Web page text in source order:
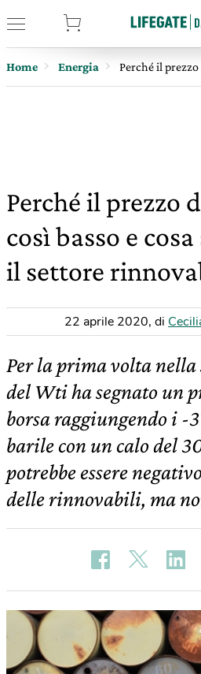
Home Energia Perché il
Perché il prezzo
così basso e
il settore
22 aprile 2020, di
Per la prima volta
del Wti ha segnato un
borsa raggiungendo i -
barile con un calo del
potrebbe essere
delle rinnovabili, ma